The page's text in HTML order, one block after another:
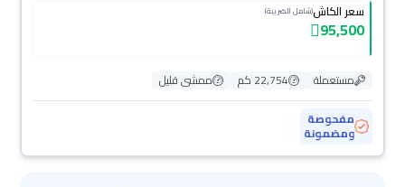
سعر الكاش(شامل الضريبة)
95,500
مستعملة 22,754 كم
ممشى قليل
مفحوصة
ومضمونة